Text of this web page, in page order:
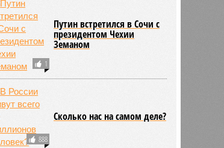
1
Путин встретился в Сочи с
президентом Чехии
Земаном
888
Сколько нас на самом деле?